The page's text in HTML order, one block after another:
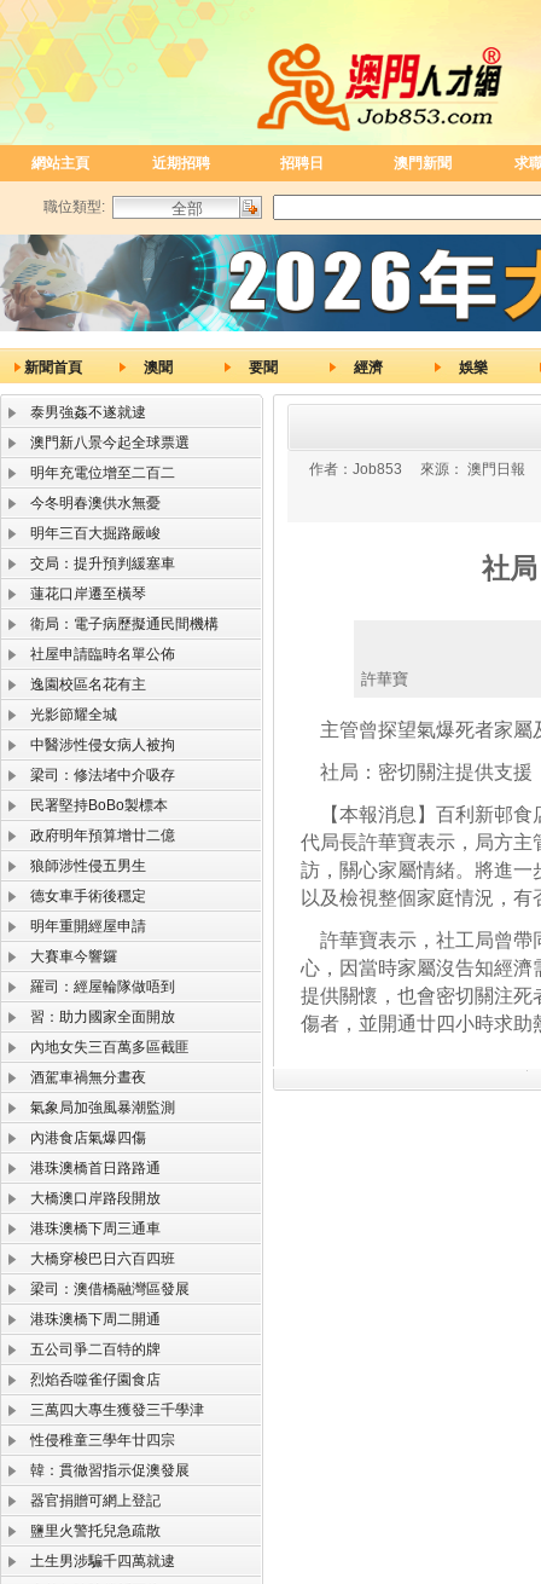
網站主頁 近期招聘 招聘日 澳門新聞 求
職位類型:
新聞首頁 澳聞 要聞 經濟 娛樂
泰男強姦不遂就逮
澳門新八景今起全球票選
明年充電位增至二百二
今冬明春澳供水無憂
明年三百大掘路嚴峻
交局：提升預判緩塞車
蓮花口岸遷至橫琴
衛局：電子病歷擬通民間機構
社屋申請臨時名單公佈
逸園校區名花有主
光影節耀全城
中醫涉性侵女病人被拘
梁司：修法堵中介吸存
民署堅持BoBo製標本
政府明年預算增廿二億
狼師涉性侵五男生
德女車手術後穩定
明年重開經屋申請
大賽車今響鑼
羅司：經屋輪隊做唔到
習：助力國家全面開放
內地女失三百萬多區截匪
酒駕車禍無分晝夜
氣象局加強風暴潮監測
內港食店氣爆四傷
港珠澳橋首日路路通
大橋澳口岸路段開放
港珠澳橋下周三通車
大橋穿梭巴日六百四班
梁司：澳借橋融灣區發展
港珠澳橋下周二開通
五公司爭二百特的牌
烈焰呑噬雀仔園食店
三萬四大專生獲發三千學津
性侵稚童三學年廿四宗
韓：貫徹習指示促澳發展
器官捐贈可網上登記
鹽里火警托兒急疏散
土生男涉騙千四萬就逮
作者： Job853 來源： 澳門日報
社
許華寶
主管曾探望氣爆死者家屬
社局：密切關注提供支援
【本報消息】百利新邨食
代局長許華寶表示，局方
訪，關心家屬情緒。將進
以及檢視整個家庭情況，
許華寶表示，社工局曾帶
心，因當時家屬沒告知經
提供關懷，也會密切關注
傷者，並開通廿四小時求助